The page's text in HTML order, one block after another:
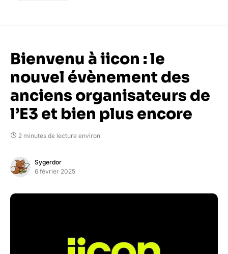
Bienvenu à iicon : le
nouvel évènement des
anciens organisateurs de
l’E3 et bien plus encore
2 minutes de lecture environ
Sygerdor
6 février 2025